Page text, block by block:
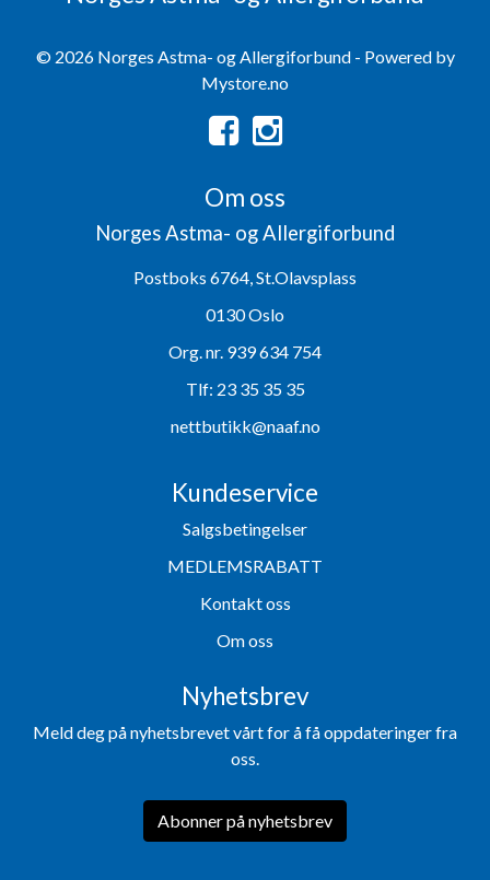
© 2026 Norges Astma- og Allergiforbund - Powered by
Mystore.no
Om oss
Norges Astma- og Allergiforbund
Postboks 6764, St.Olavsplass
0130 Oslo
Org. nr. 939 634 754
Tlf: 23 35 35 35
nettbutikk@naaf.no
Kundeservice
Salgsbetingelser
MEDLEMSRABATT
Kontakt oss
Om oss
Nyhetsbrev
Meld deg på nyhetsbrevet vårt for å få oppdateringer fra
oss.
Abonner på nyhetsbrev